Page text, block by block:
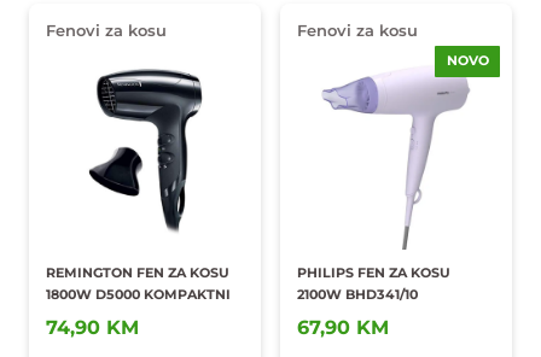
Fenovi za kosu
REMINGTON FEN ZA KOSU
1800W D5000 KOMPAKTNI
74,90 KM
Fenovi za kosu
NOVO
PHILIPS FEN ZA KOSU
2100W BHD341/10
67,90 KM